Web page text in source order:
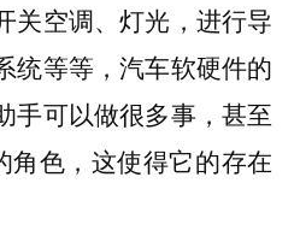
关空调、灯光，进行导
统等等，汽车软硬件的
手可以做很多事，甚至
角色，这使得它的存在